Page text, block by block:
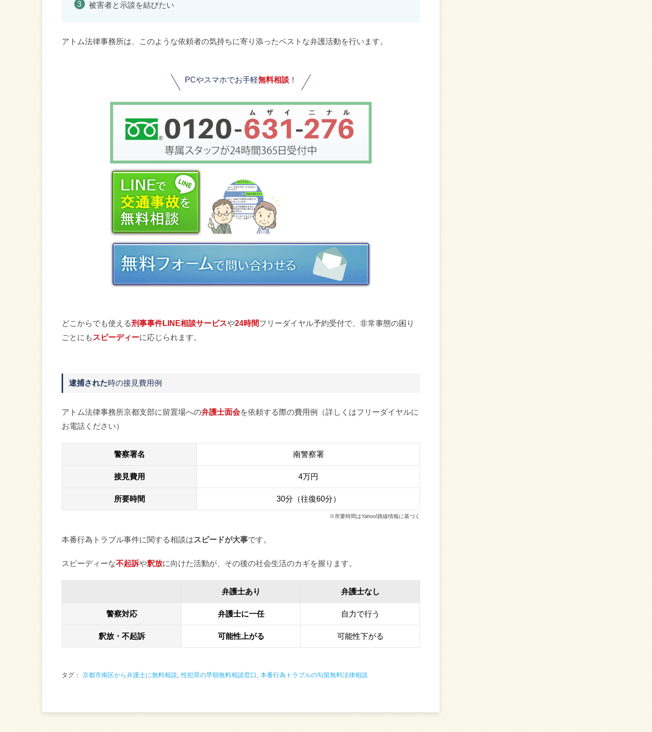
被害者と示談を結びたい
アトム法律事務所は、このような依頼者の気持ちに寄り添ったベストな弁護活動を行います。
PCやスマホでお手軽無料相談 ！
どこからでも使える刑事事件LINE相談サービスや24時間フリーダイヤル予約受付で、非常事態の困り
ごとにも スピーディーに応じられます。
逮捕された時の接見費用例
アトム法律事務所京都支部に留置場への弁護士面会を依頼する際の費用例（詳しくはフリーダイヤルに
お電話ください）
警察署名 南警察署
接見費用 4万円
所要時間 30分（往復60分）
※所要時間はYahoo!路線情報に基づく
本番行為トラブル事件に関する相談はスピードが大事です。
スピーディーな不起訴や釈放に向けた活動が、その後の社会生活のカギを握ります。
弁護士あり 弁護士なし
警察対応 弁護士に一任 自力で行う
釈放・不起訴 可能性上がる 可能性下がる
タグ： 京都市南区から弁護士に無料相談 ,性犯罪の早朝無料相談窓口 本番行為トラブルの勾留無料法律相談